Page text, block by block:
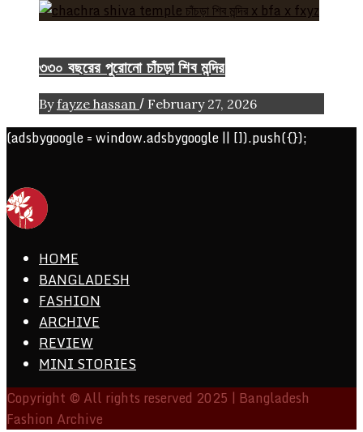
৩৩০ বছরের পুরোনো চাঁচড়া শিব মন্দির
By fayze hassan / February 27, 2026
(adsbygoogle = window.adsbygoogle || []).push({});
Bangladesh Fashion Archive
ethics + aesthetics = sustainable fashion
HOME
BANGLADESH
FASHION
ARCHIVE
REVIEW
MINI STORIES
Copyright © All rights reserved 2025 | Bangladesh
Fashion Archive